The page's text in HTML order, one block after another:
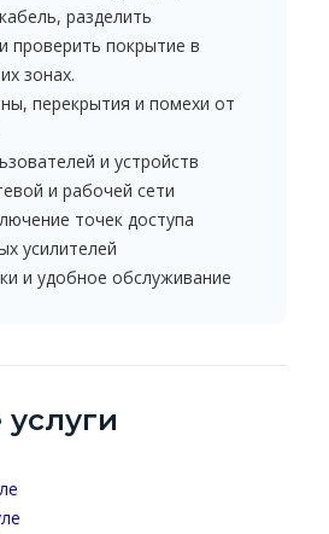
разделить
проверить покрытие в
зонах.
перекрытия и помехи от
и устройств
и рабочей сети
точек доступа
усилителей
и удобное обслуживание